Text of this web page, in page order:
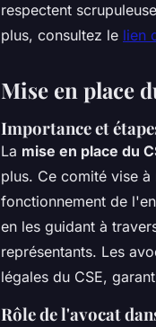
respectent
plus, consultez le lien
Mise en place
Importance et
La mise en place du
plus. Ce comité vise
fonctionnement de
en les guidant à
représentants. Les
légales du CSE,
Rôle de l'avocat